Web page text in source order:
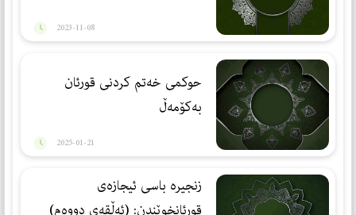
2023-11-08
حوكمی خەتم كردنی قورئان
بەكۆمەڵ
2025-01-21
زنجیره‌ باسی ئیجازه‌ی
قورئانخوێندن: (ئه‌ڵقه‌ی دووه‌م)